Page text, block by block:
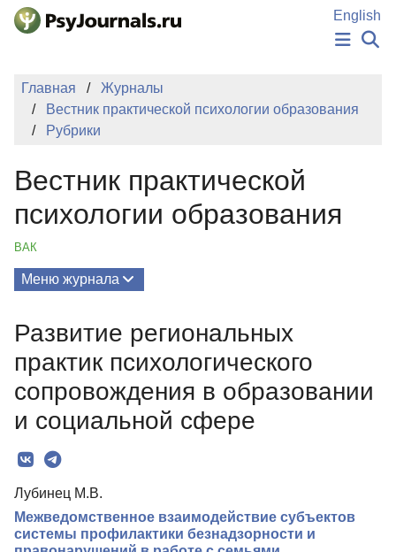
Перейти к основному содержанию
English
НОВОСТИ
ИЗДАНИЯ
КЛЮЧЕВЫЕ СЛОВА
Регистрация
Главная
Журналы
Вестник практической психологии образования
Рубрики
Вестник практической
психологии образования
ВАК
Меню журнала
Миссия
Редколлегия
Индексирование
Для авторов
Рубрики
Развитие региональных
практик психологического
сопровождения в образовании
и социальной сфере
Лубинец М.В.
Межведомственное взаимодействие субъектов
системы профилактики безнадзорности и